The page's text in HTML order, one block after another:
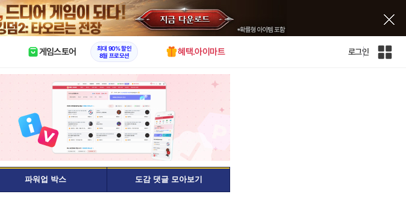
X
게임스토어
최대 90% 할인
8월 프로모션
혜택.아이마트 로그인
인
파워업 박스 도감 댓글 모아보기